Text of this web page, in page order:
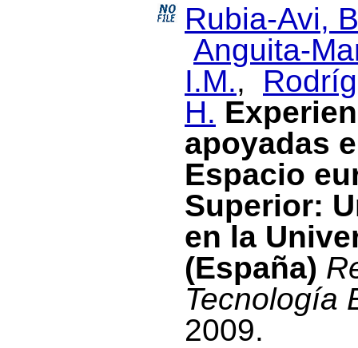
Rubia-Avi,
Anguita-
I.M.,
H.
apoyadas
Espacio
Superior:
en la
(España)
Tecnología
2009.